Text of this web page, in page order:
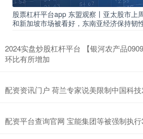
股票杠杆平台app 东盟观察丨亚太股市上
和新加坡市场被看好，东南亚经济保持韧
2024实盘炒股杠杆平台 【银河农产品
环比有所增加
配资资讯门户 荷兰专家说美限制中国科
配资平台查询官网 宝能集团等被强制执